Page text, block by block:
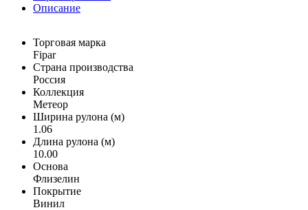
Описание
Торговая марка
Fipar
Страна производства
Россия
Коллекция
Метеор
Ширина рулона (м)
1.06
Длина рулона (м)
10.00
Основа
Флизелин
Покрытие
Винил